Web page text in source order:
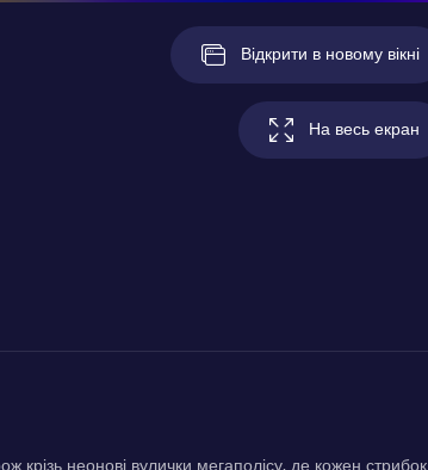
Відкрити в новому вікні
На весь екран
неонові вулички мегаполісу, де кожен стрибок